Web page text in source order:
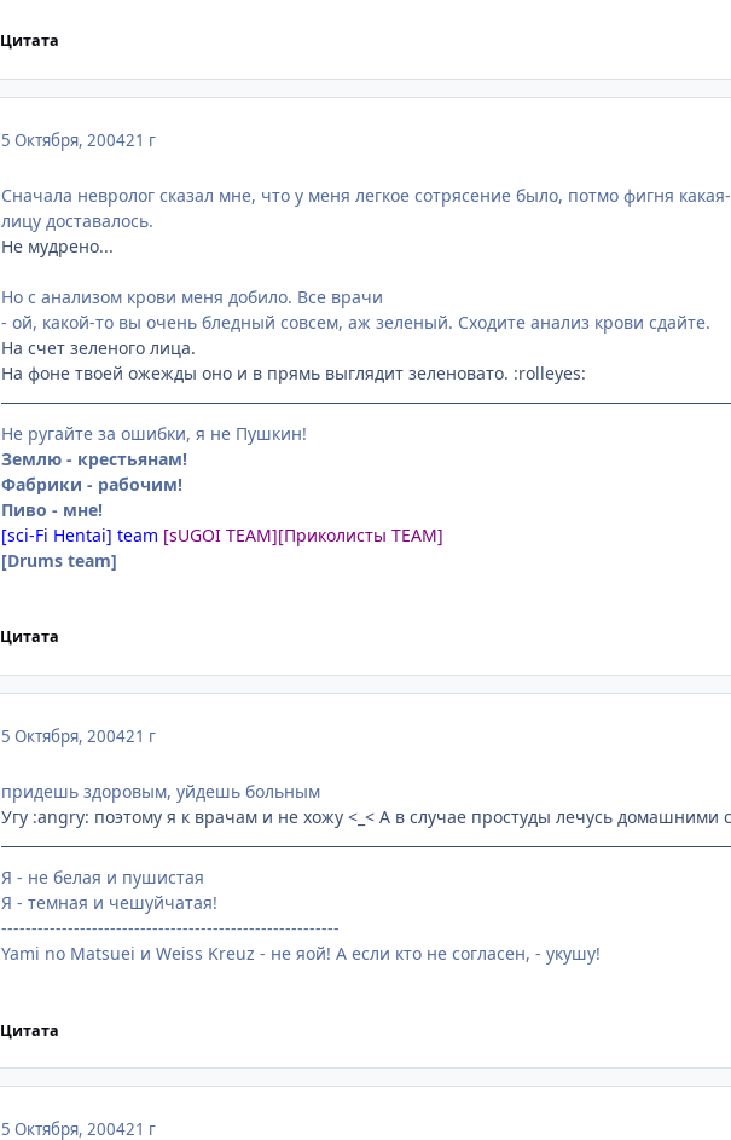
Цитата
5 Октября, 200421 г
Сначала невролог сказал мне, что у меня легкое сотрясение было, потмо фигня
лицу доставалось.
Не мудрено...
Но с анализом крови меня добило. Все врачи
- ой, какой-то вы очень бледный совсем, аж зеленый. Сходите анализ крови сдайте.
На счет зеленого лица.
На фоне твоей ожежды оно и в прямь выглядит зеленовато. :rolleyes:
Не ругайте за ошибки, я не Пушкин!
Землю - крестьянам!
Фабрики - рабочим!
Пиво - мне!
[sci-Fi Hentai] team [sUGOI TEAM][Приколисты TEAM]
[Drums team]
Цитата
5 Октября, 200421 г
придешь здоровым, уйдешь больным
Угу :angry: поэтому я к врачам и не хожу <_< А в случае простуды лечусь домашними
Я - не белая и пушистая
Я - темная и чешуйчатая!
--------------------------------------------------------
Yami no Matsuei и Weiss Kreuz - не яой! А если кто не согласен, - укушу!
Цитата
5 Октября, 200421 г